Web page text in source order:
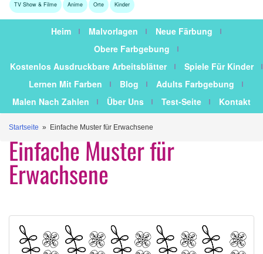
TV Show & Filme Anime Orte Kinder
Heim Malvorlagen
Neue Färbung
Obere Farbgebung
Kostenlos Ausdruckbare Arbeitsblätter
Spiele Für Kinder
Lernen Mit Farben
Blog
Adults Farbgebung
Malen Nach Zahlen
Über Uns Test-Seite Kontakt
Startseite » Einfache Muster für Erwachsene
Einfache Muster für
Erwachsene